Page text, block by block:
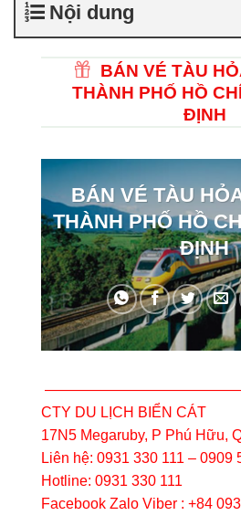
Nội dung
BÁN VÉ TÀU
THÀNH PHỐ HỒ
ĐỊNH
BÁN VÉ TÀU
THÀNH PHỐ HỒ
ĐỊNH
CTY DU LỊCH BIỂN CÁT
17N5 Megaruby, P Phú Hữu,
Liên hệ: 0931 330 111 – 0909
Hotline: 0931 330 111
Facebook Zalo Viber : +84